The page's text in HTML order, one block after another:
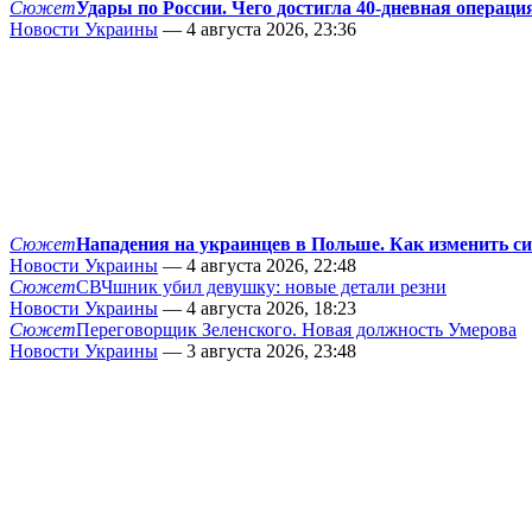
СюжетУдары по России. Чего достигла 40-дневная
Новости Украины — 4 августа 2026, 23:36
СюжетНападения на украинцев в Польше. Как изменить
Новости Украины — 4 августа 2026, 22:48
СюжетСВЧшник убил девушку: новые детали резни
Новости Украины — 4 августа 2026, 18:23
СюжетПереговорщик Зеленского. Новая должность Умерова
Новости Украины — 3 августа 2026, 23:48